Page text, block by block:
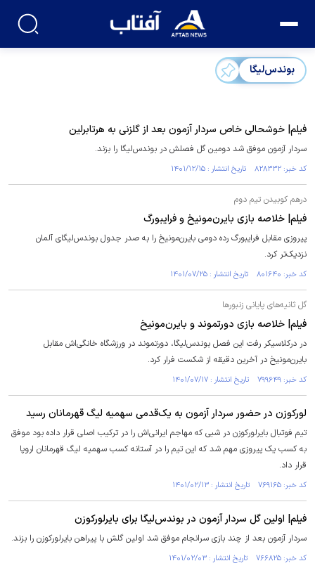
بوندس‌لیگا
فیلم| خوشحالی خاص سردار آزمون بعد از گلزنی به هرتابرلین
سردار آزمون موفق شد دومین گل فصلش در بوندس‌لیگا را بزند.
کد خبر: ۸۲۸۳۳۲ تاریخ انتشار : ۱۴۰۱/۱۲/۱۵
درهم کوبیدن تیم دوم
فیلم| خلاصه بازی بایرن‌مونیخ و فرایبورگ
پیروزی مقابل فرایبورگ رده دومی بایرن‌مونیخ را به صدر جدول بوندس‌لیگای آلمان
نزدیک‌تر کرد.
کد خبر: ۸۰۱۶۴۰ تاریخ انتشار : ۱۴۰۱/۰۷/۲۵
گل ثانیه‌های پایانی زنبور‌ها
فیلم| خلاصه بازی دورتموند و بایرن‌مونیخ
در درکلاسیکر رفت این فصل بوندس‌لیگا، دورتموند در ورزشگاه خانگی‌اش مقابل
بایرن‌مونیخ در آخرین دقیقه از شکست فرار کرد.
کد خبر: ۷۹۹۶۴۹ تاریخ انتشار : ۱۴۰۱/۰۷/۱۷
لورکوزن در حضور سردار آزمون به یک‌قدمی سهمیه لیگ قهرمانان رسید
تیم فوتبال بایرلورکوزن در شبی که مهاجم ایرانی‌اش را در ترکیب اصلی قرار داده بود موفق
به کسب یک پیروزی مهم شد که این تیم را در آستانه کسب سهمیه لیگ قهرمانان اروپا
قرار داد.
کد خبر: ۷۶۹۱۶۵ تاریخ انتشار : ۱۴۰۱/۰۲/۱۳
فیلم| اولین گل سردار آزمون در بوندس‌لیگا برای بایرلورکوزن
سردار آزمون بعد از چند بازی سرانجام موفق شد اولین گلش با پیراهن بایرلورکوزن را بزند.
کد خبر: ۷۶۶۸۲۵ تاریخ انتشار : ۱۴۰۱/۰۲/۰۳